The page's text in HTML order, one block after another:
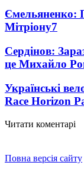
Ємельяненко:
Мітріону7
Сердінов:
це Михайло
Українські
Race Horizon
Читати коментарі
Повна версія сайту